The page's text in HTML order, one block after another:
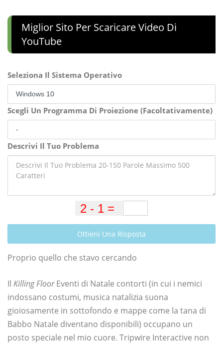
Miglior Sito Per Scaricare Video Di
YouTube
Seleziona Il Sistema Operativo
Scegli Un Programma Di Proiezione (Facoltativamente)
Descrivi Il Tuo Problema
Ottieni Una Risposta
Proprio quello che stavo cercando
Il Killing FloorEventi di Natale contorti (in cui i nemici
indossano costumi, musica natalizia suona
gioiosamente in sottofondo e mappe come la tana di
Babbo Natale diventano disponibili) occupano un
posto speciale nel mio cuore. Tripwire Interactive non